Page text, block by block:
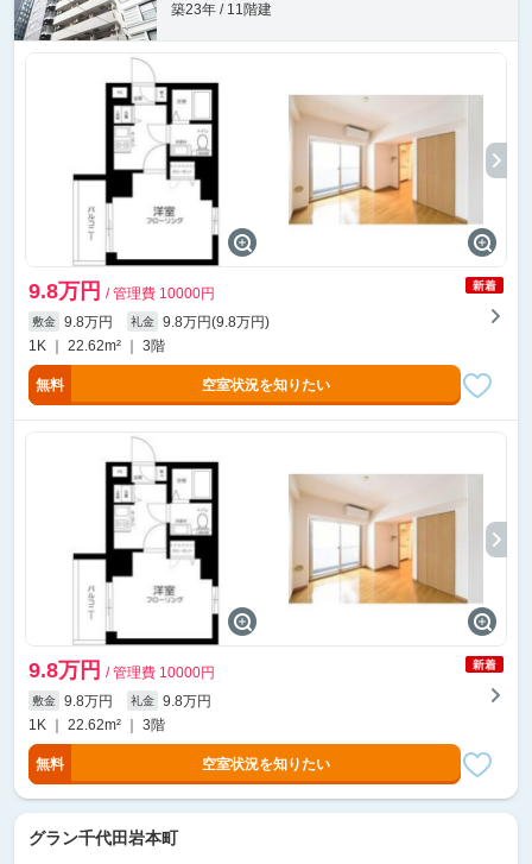
築23年 / 11階建
9.8万円 / 管理費 10000円
敷金 9.8万円 礼金
9.8万円(9.8万円)
1K ｜ 22.62m² ｜ 3階
無料 空室状況を知りたい
9.8万円 / 管理費 10000円
敷金 9.8万円 礼金
9.8万円
1K ｜ 22.62m² ｜ 3階
無料 空室状況を知りたい
グラン千代田岩本町